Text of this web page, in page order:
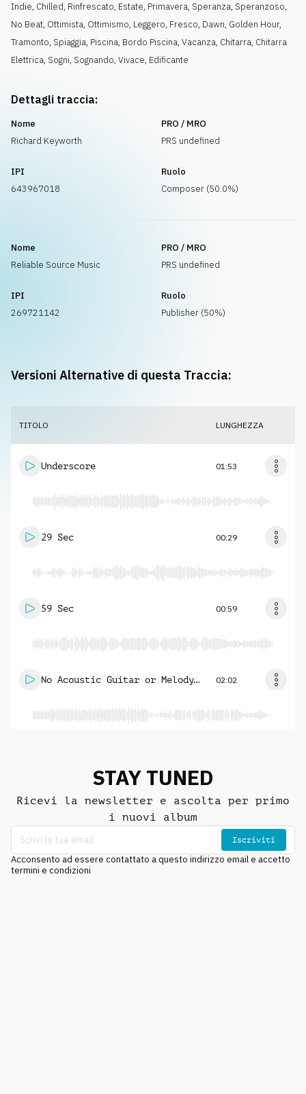
Indie, Chilled, Rinfrescato, Estate, Primavera, Speranza, Speranzoso,
No Beat, Ottimista, Ottimismo, Leggero, Fresco, Dawn, Golden Hour,
Tramonto, Spiaggia, Piscina, Bordo Piscina, Vacanza, Chitarra, Chitarra
Elettrica, Sogni, Sognando, Vivace, Edificante
Dettagli traccia:
Nome
Richard Keyworth
PRO / MRO
PRS undefined
IPI
643967018
Ruolo
Composer (50.0%)
Nome
Reliable Source Music
PRO / MRO
PRS undefined
IPI
269721142
Ruolo
Publisher (50%)
Versioni Alternative di questa Traccia:
TITOLO LUNGHEZZA
Underscore 01:53
29 Sec 00:29
59 Sec 00:59
No Acoustic Guitar or Melody
02:02
STAY TUNED
Ricevi la newsletter e ascolta per primo
i nuovi album
Iscriviti
Acconsento ad essere contattato a questo indirizzo email e accetto
termini e condizioni